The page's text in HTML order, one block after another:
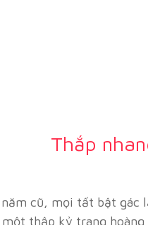
Thắp
cũ, mọi tất bật gác
thập kỷ trang